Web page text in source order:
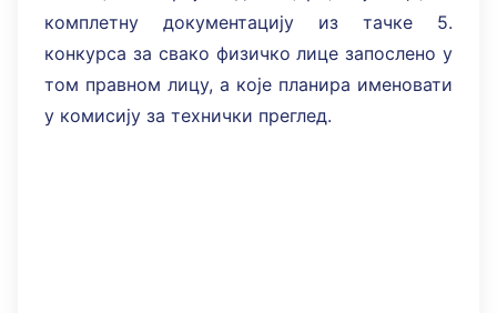
комплетну документацију из тачке 5.
конкурса за свако физичко лице запослено у
том правном лицу, а које планира именовати
у комисију за технички преглед.